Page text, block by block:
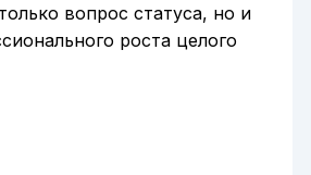
вопрос статуса, но и
роста целого